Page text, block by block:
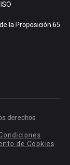
la Proposición 65
derechos
de Cookies